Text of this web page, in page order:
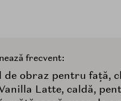
frecvent:
de obraz pentru față,
Latte, caldă,